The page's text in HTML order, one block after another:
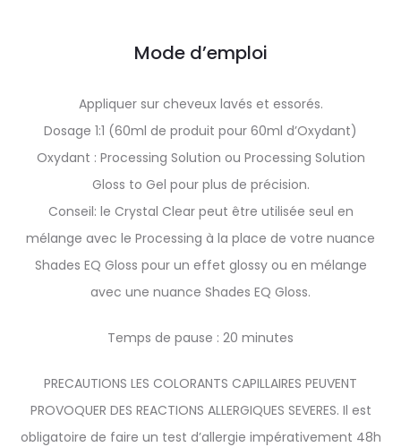
Mode d’emploi
Appliquer sur cheveux lavés et essorés.
Dosage 1:1 (60ml de produit pour 60ml d’Oxydant)
Oxydant : Processing Solution ou Processing Solution
Gloss to Gel pour plus de précision.
Conseil: le Crystal Clear peut être utilisée seul en
mélange avec le Processing à la place de votre nuance
Shades EQ Gloss pour un effet glossy ou en mélange
avec une nuance Shades EQ Gloss.
Temps de pause : 20 minutes
PRECAUTIONS LES COLORANTS CAPILLAIRES PEUVENT
PROVOQUER DES REACTIONS ALLERGIQUES SEVERES. Il est
obligatoire de faire un test d’allergie impérativement 48h